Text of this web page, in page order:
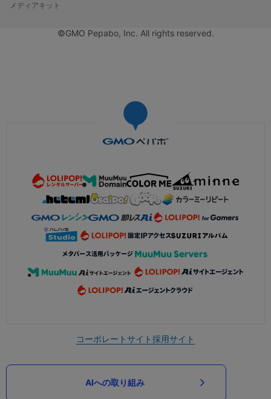
メディアキット
©GMO Pepabo, Inc. All rights reserved.
コーポレートサイト採用サイト
AIへの取り組み